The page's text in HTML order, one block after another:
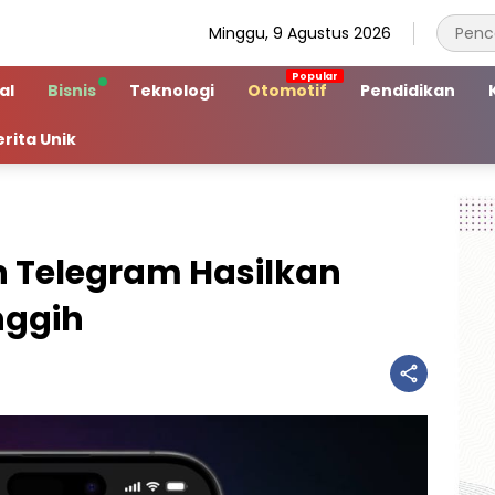
Minggu, 9 Agustus 2026
Bisnis Teknologi Otomotif Pendidikan
Unik
Telegram Hasilkan